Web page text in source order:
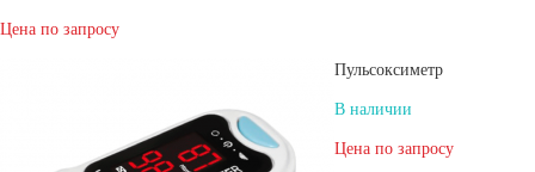
Цена по запросу
Пульсоксиметр
В наличии
Цена по запросу